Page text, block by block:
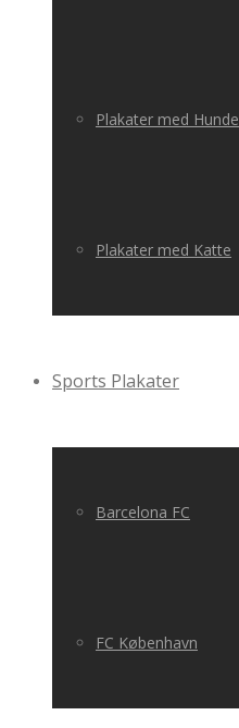
Plakater med Hunde
Plakater med Katte
Sports Plakater
Barcelona FC
FC København